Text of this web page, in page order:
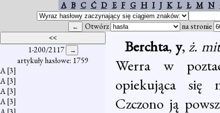
A B C Ć D E F G H I J K L Ł M N
Otwórz na stronie
1-200/2117
artykuły hasłowe: 1759
A[3]
A[3]
A[3]
A[3]
Berchta,y, ż.
Werra w
opiekująca się
Czczono ją